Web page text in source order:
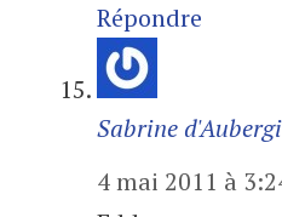
Répondre
Sabrine
4 mai 2011 à